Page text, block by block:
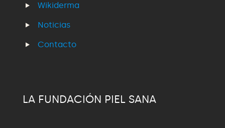
Wikiderma
Noticias
Contacto
LA FUNDACIÓN PIEL SANA